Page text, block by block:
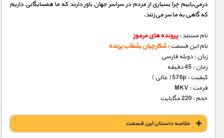
درمی‌یابیم چرا بسیاری از مردم در سراسر جهان باور دارند که ما همسایگانی داریم
که گاهی به ما سر می‌زنند.
نام مستند :پرونده های مرموز
نام این قسمت :شکارچیان بشقاب پرنده
زبان : دوبله فارسی
زمان : 45 دقیقه
کیفیت : 576p ( عالی )
فرمت : MKV
حجم : 220 مگابایت
خلاصه داستان این قسمت